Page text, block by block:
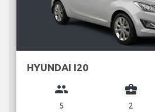
HYUNDAI I20
group
5
business_center
2